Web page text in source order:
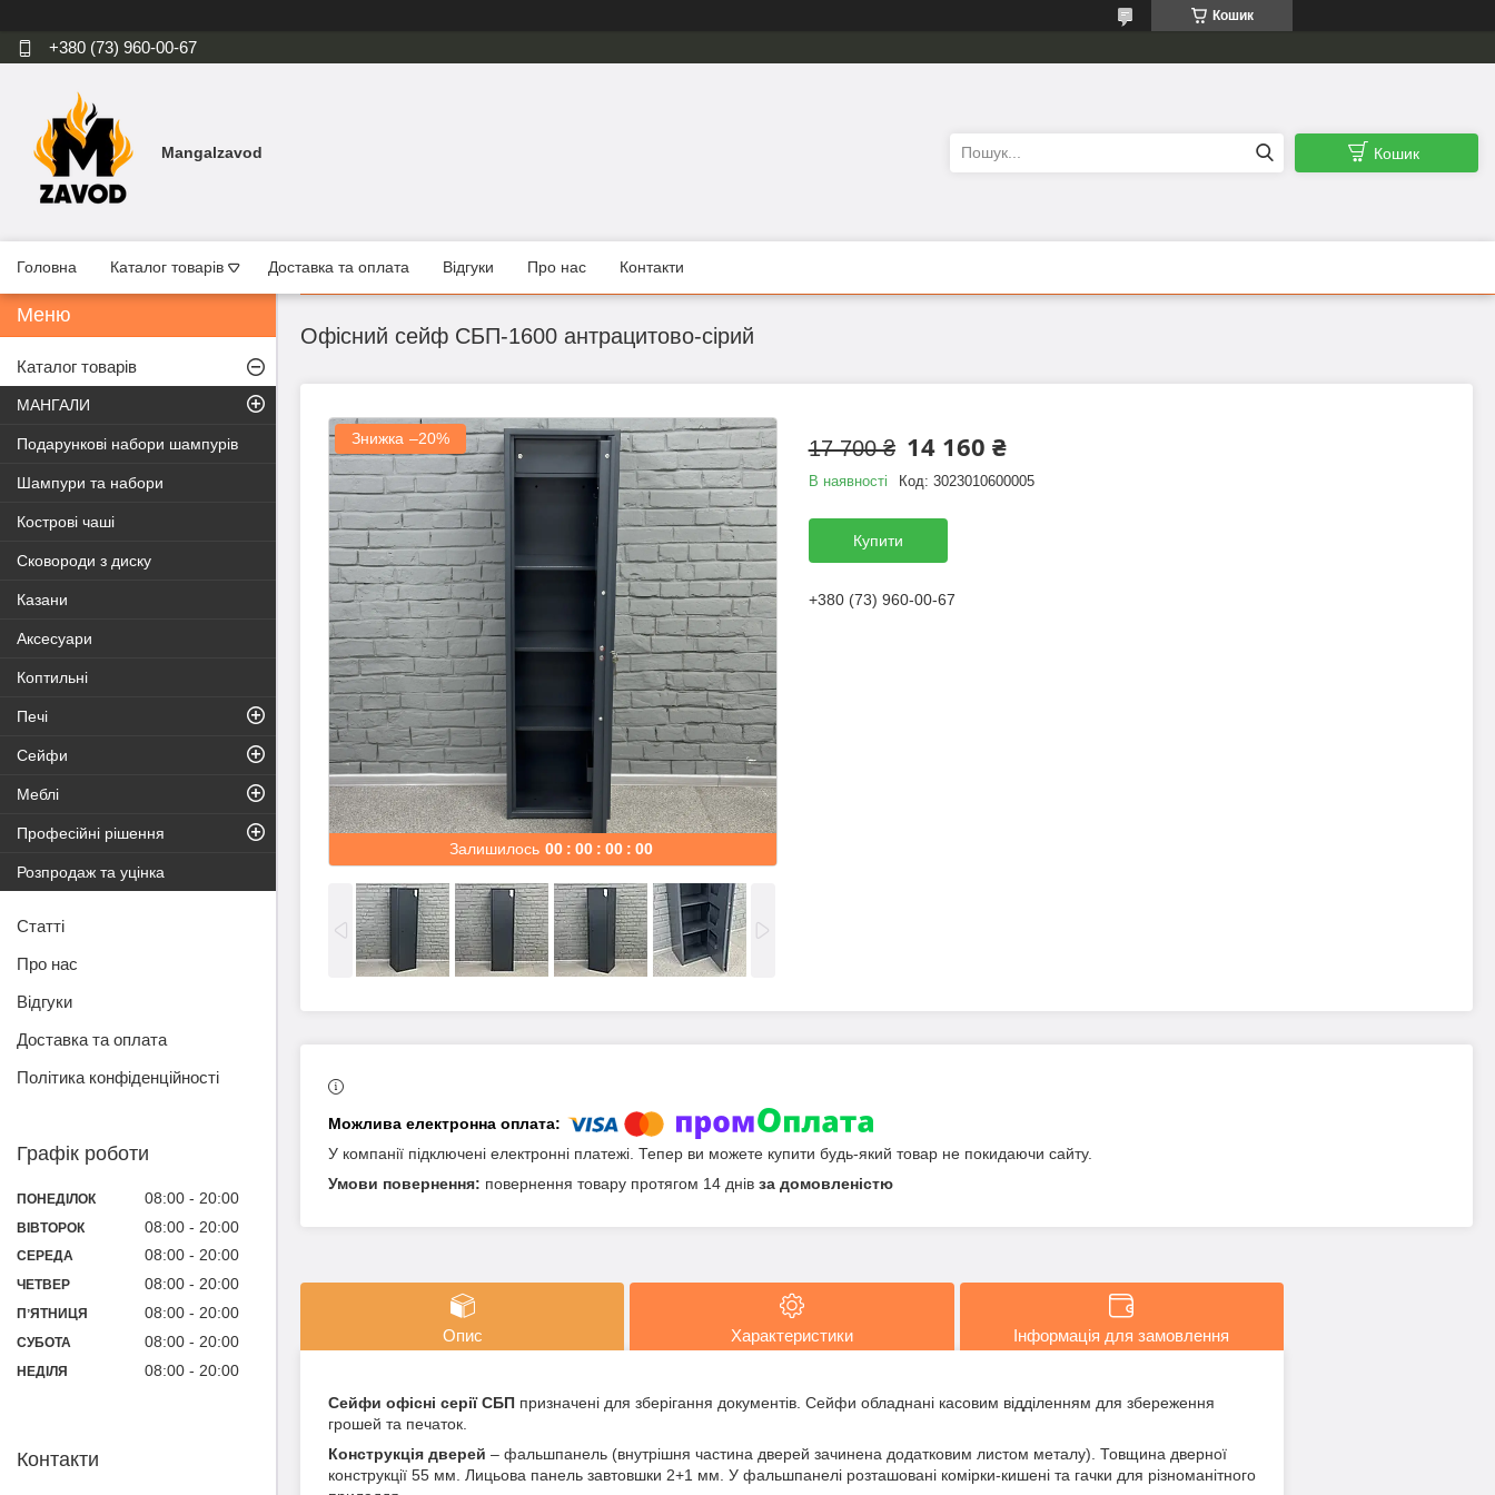
Кошик
+380 (73) 960-00-67
Mangalzavod Кошик
Головна Каталог товарів Доставка та оплата Відгуки Про нас Контакти
Офісний сейф CБП-1600 антрацитово-сірий
Залишилось 00 00 00 00
–20% 17 700 ₴ 14 160 ₴
В наявності Код: 3023010600005
Купити
+380 (73) 960-00-67
У компанії підключені електронні платежі. Тепер ви можете купити будь-який товар не покидаючи сайту.
повернення товару протягом 14 днів за домовленістю
Опис Характеристики Інформація для замовлення
Сейфи офісні серії CБП призначені для зберігання документів. Сейфи обладнані касовим відділенням для збереження
грошей та печаток.
Конструкція дверей – фальшпанель (внутрішня частина дверей зачинена додатковим листом металу). Товщина дверної
конструкції 55 мм. Лицьова панель завтовшки 2+1 мм. У фальшпанелі розташовані комірки-кишені та гачки для різноманітного
Каталог товарів
МАНГАЛИ
Подарункові набори шампурів
Шампури та набори
Кострові чаші
Сковороди з диску
Казани
Аксесуари
Коптильні
Печі
Сейфи
Меблі
Професійні рішення
Розпродаж та уцінка
Статті
Про нас
Відгуки
Доставка та оплата
Політика конфіденційності
Графік роботи
ПОНЕДІЛОК 08:00 20:00
ВІВТОРОК 08:00 20:00
СЕРЕДА 08:00 20:00
ЧЕТВЕР 08:00 20:00
ПʼЯТНИЦЯ 08:00 20:00
СУБОТА 08:00 20:00
НЕДІЛЯ 08:00 20:00
Контакти